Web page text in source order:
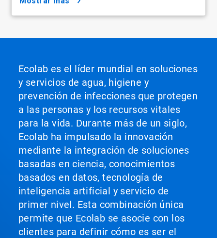
Ecolab es el líder mundial en soluciones
y servicios de agua, higiene y
prevención de infecciones que protegen
a las personas y los recursos vitales
para la vida. Durante más de un siglo,
Ecolab ha impulsado la innovación
mediante la integración de soluciones
basadas en ciencia, conocimientos
basados en datos, tecnología de
inteligencia artificial y servicio de
primer nivel. Esta combinación única
permite que Ecolab se asocie con los
clientes para definir cómo es ser el